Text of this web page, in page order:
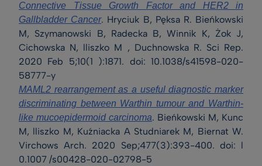
Connective Tissue Growth Factor and HER2 in
Gallbladder Cancer. Hryciuk B, Pęksa R. Bieńkowski
M, Szymanowski B, Radecka B, Winnik K, Żok J,
Cichowska N, lliszko M , Duchnowska R. Sci Rep.
2020 Feb 5;10(1 ):1871. doi: 10.1038/s41598-020-
58777-y
MAML2 rearrangement as a useful diagnostic marker
discriminating between Warthin tumour and Warthin-
like mucoepidermoid carcinoma. Bieńkowski M, Kunc
M, lliszko M, Kuźniacka A Studniarek M, Biernat W.
Virchows Arch. 2020 Sep;477(3):393-400. doi: l
0.1007 /s00428-020-02798-5